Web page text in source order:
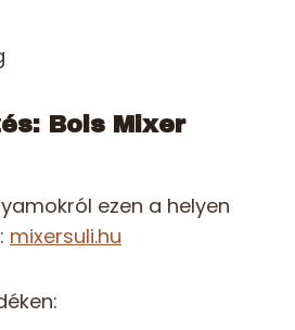
Bols Mixer
ezen a helyen
mixersuli.hu